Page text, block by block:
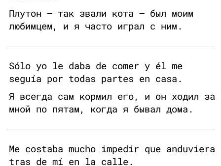
Плутон — так звали кота — был моим
любимцем, и я часто играл с ним.
Sólo yo le daba de comer y él me
seguía por todas partes en casa.
Я всегда сам кормил его, и он ходил за
мной по пятам, когда я бывал дома.
Me costaba mucho impedir que anduviera
tras de mí en la calle.